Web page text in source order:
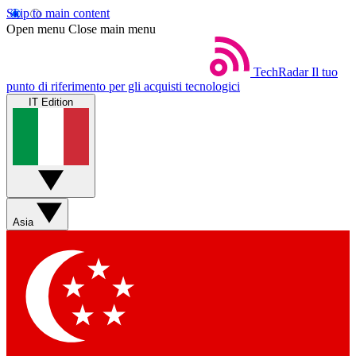
Skip to main content
Open menu Close main menu
TechRadar Il tuo
punto di riferimento per gli acquisti tecnologici
IT Edition
Asia